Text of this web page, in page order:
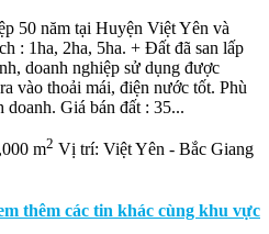
50 năm tại Huyện Việt Yên và
: 1ha, 2ha, 5ha. + Đất đã san lấp
doanh nghiệp sử dụng được
vào thoải mái, điện nước tốt. Phù
Giá bán đất : 35...
m2 Vị trí: Việt Yên - Bắc Giang
thêm các tin khác cùng khu vực